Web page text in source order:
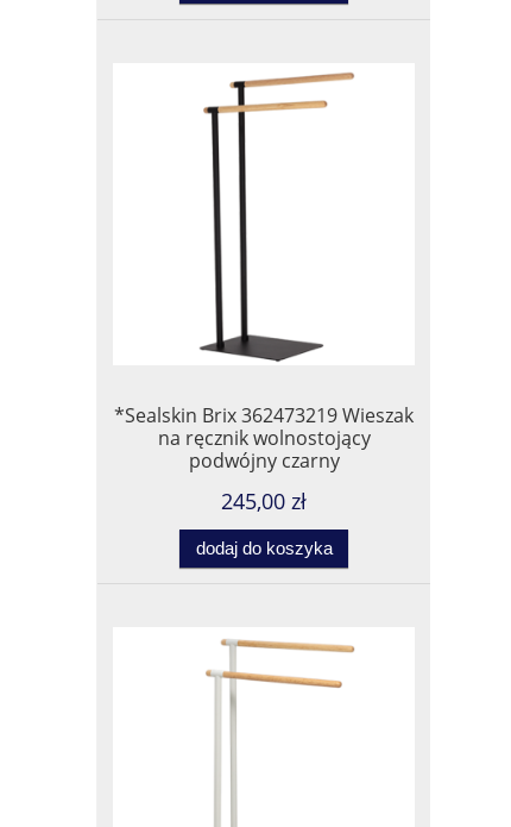
*Sealskin Brix 362473219 Wieszak
na ręcznik wolnostojący
podwójny czarny
245,00 zł
dodaj do koszyka